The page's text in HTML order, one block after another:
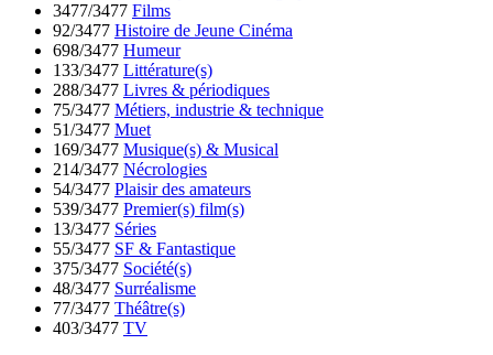
3477/3477 Films
92/3477 Histoire de Jeune Cinéma
698/3477 Humeur
133/3477 Littérature(s)
288/3477 Livres & périodiques
75/3477 Métiers, industrie & technique
51/3477 Muet
169/3477 Musique(s) & Musical
214/3477 Nécrologies
54/3477 Plaisir des amateurs
539/3477 Premier(s) film(s)
13/3477 Séries
55/3477 SF & Fantastique
375/3477 Société(s)
48/3477 Surréalisme
77/3477 Théâtre(s)
403/3477 TV